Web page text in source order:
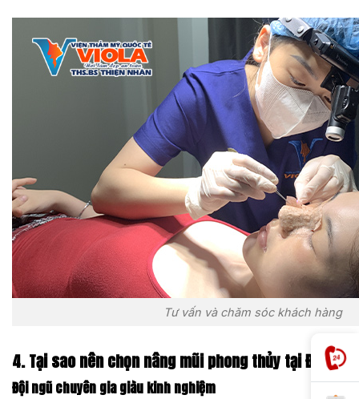
Tư vấn và chăm sóc khách hàng
4. Tại sao nên chọn nâng mũi phong thủy tại Đà
Đội ngũ chuyên gia giàu kinh nghiệm